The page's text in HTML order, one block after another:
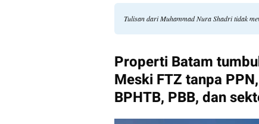
Tulisan dari Muhammad Nura Shadri tidak
Properti Batam
Meski FTZ tanpa
BPHTB, PBB, dan